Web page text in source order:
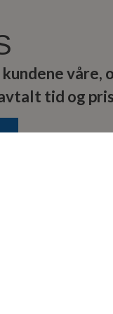
våre,
tid og